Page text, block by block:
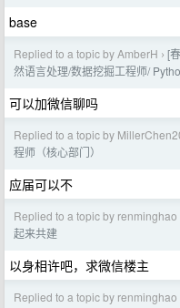
base
Replied to a topic by AmberH › [
然语言处理/数据挖掘工程师/
可以加微信聊吗
Replied to a topic by
程师（核心部门）
应届可以不
Replied to a topic by renminghao
起来共建
以身相许吧，求微信楼主
Replied to a topic by renminghao